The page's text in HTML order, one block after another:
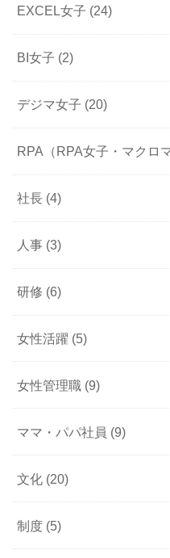
EXCEL女子 (24)
BI女子 (2)
デジマ女子 (20)
RPA（RPA女子・マクロ
社長 (4)
人事 (3)
研修 (6)
女性活躍 (5)
女性管理職 (9)
ママ・パパ社員 (9)
文化 (20)
制度 (5)